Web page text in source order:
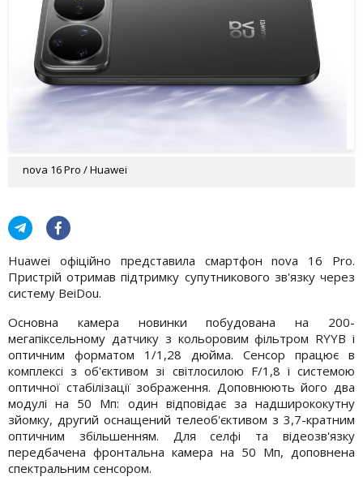
nova 16 Pro / Huawei
Huawei офіційно представила смартфон nova 16 Pro.
Пристрій отримав підтримку супутникового зв'язку через
систему BeiDou.
Основна камера новинки побудована на 200-
мегапіксельному датчику з кольоровим фільтром RYYB і
оптичним форматом 1/1,28 дюйма. Сенсор працює в
комплексі з об'єктивом зі світлосилою F/1,8 і системою
оптичної стабілізації зображення. Доповнюють його два
модулі на 50 Мп: один відповідає за надширококутну
зйомку, другий оснащений телеоб'єктивом з 3,7-кратним
оптичним збільшенням. Для селфі та відеозв'язку
передбачена фронтальна камера на 50 Мп, доповнена
спектральним сенсором.